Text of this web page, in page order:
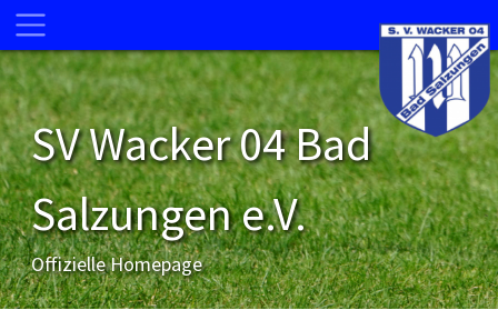
SV Wacker 04 Bad
Salzungen e.V.
Offizielle Homepage